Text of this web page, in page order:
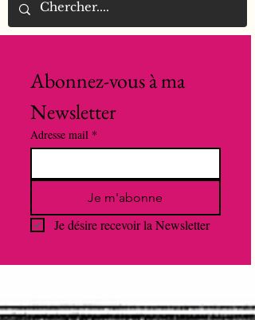
Abonnez-vous à ma
Newsletter
Adresse mail *
Je m'abonne
Je désire recevoir la Newsletter